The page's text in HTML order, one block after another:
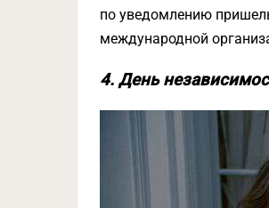
по уведомлению
международной
4. День